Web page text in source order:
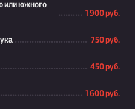
или южного
1 900 руб.
750 руб.
450 руб.
1 600 руб.